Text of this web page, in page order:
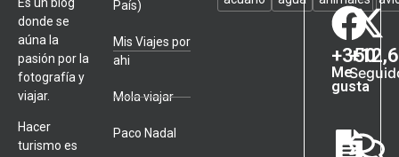
donde se
aúna la
pasión por la
fotografía y
viajar.
Hacer
turismo es
País)
Mis Viajes por
ahi
Mola viajar
Paco Nadal
+350
Me
gusta
+